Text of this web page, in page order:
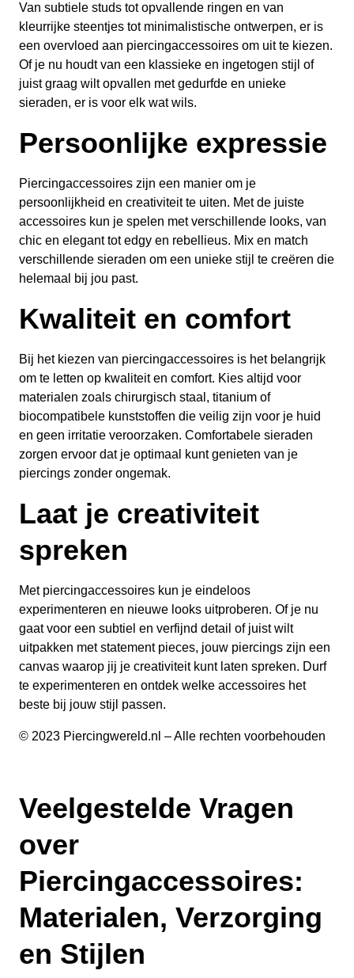
Van subtiele studs tot opvallende ringen en van
kleurrijke steentjes tot minimalistische ontwerpen, er is
een overvloed aan piercingaccessoires om uit te kiezen.
Of je nu houdt van een klassieke en ingetogen stijl of
juist graag wilt opvallen met gedurfde en unieke
sieraden, er is voor elk wat wils.
Persoonlijke expressie
Piercingaccessoires zijn een manier om je
persoonlijkheid en creativiteit te uiten. Met de juiste
accessoires kun je spelen met verschillende looks, van
chic en elegant tot edgy en rebellieus. Mix en match
verschillende sieraden om een unieke stijl te creëren die
helemaal bij jou past.
Kwaliteit en comfort
Bij het kiezen van piercingaccessoires is het belangrijk
om te letten op kwaliteit en comfort. Kies altijd voor
materialen zoals chirurgisch staal, titanium of
biocompatibele kunststoffen die veilig zijn voor je huid
en geen irritatie veroorzaken. Comfortabele sieraden
zorgen ervoor dat je optimaal kunt genieten van je
piercings zonder ongemak.
Laat je creativiteit
spreken
Met piercingaccessoires kun je eindeloos
experimenteren en nieuwe looks uitproberen. Of je nu
gaat voor een subtiel en verfijnd detail of juist wilt
uitpakken met statement pieces, jouw piercings zijn een
canvas waarop jij je creativiteit kunt laten spreken. Durf
te experimenteren en ontdek welke accessoires het
beste bij jouw stijl passen.
© 2023 Piercingwereld.nl – Alle rechten voorbehouden
Veelgestelde Vragen
over
Piercingaccessoires:
Materialen, Verzorging
en Stijlen